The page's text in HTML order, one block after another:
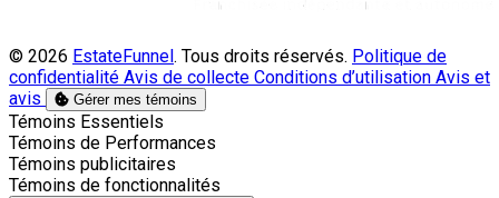
© 2026 EstateFunnel. Tous droits réservés. Politique de
confidentialité Avis de collecte Conditions d’utilisation Avis et
avis
Gérer mes témoins
Activer
Témoins Essentiels
Activer
Témoins de Performances
Activer
Témoins publicitaires
Activer
Témoins de fonctionnalités